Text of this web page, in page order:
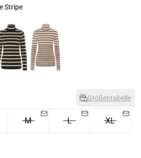
Stripe
Größentabelle
M L XL